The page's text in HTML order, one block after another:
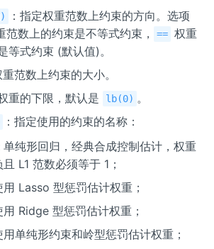
：指定权重范数上约束的方向。选项
范数上的约束是不等式约束， == 权重
等式约束 (默认值)。
重范数上约束的大小。
重的下限，默认是 lb(0) 。
：指定使用的约束的名称：
单纯形回归，经典合成控制估计，权重
L1 范数必须等于 1；
用 Lasso 型惩罚估计权重；
用 Ridge 型惩罚估计权重；
用单纯形约束和岭型惩罚估计权重；